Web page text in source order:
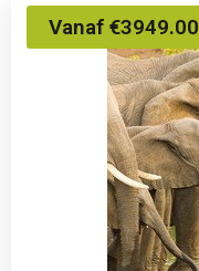
Vanaf €3949.00